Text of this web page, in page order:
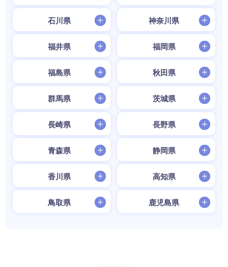
石川県 神奈川県
福井県 福岡県
福島県 秋田県
群馬県 茨城県
長崎県 長野県
青森県 静岡県
香川県 高知県
鳥取県 鹿児島県